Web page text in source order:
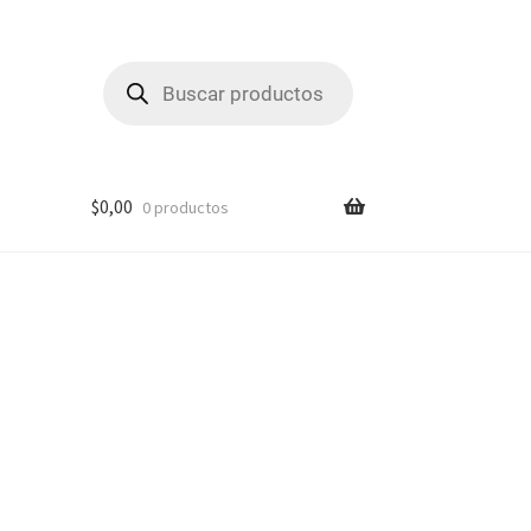
productos
$0,00 0 productos